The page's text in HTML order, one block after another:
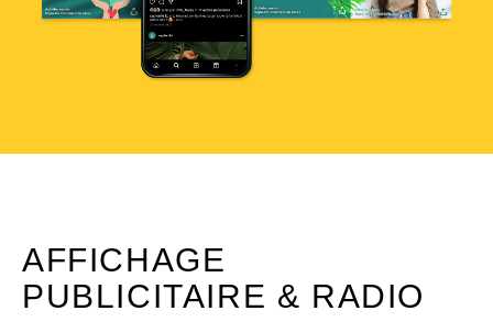
AFFICHAGE
PUBLICITAIRE & RADIO